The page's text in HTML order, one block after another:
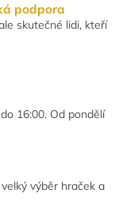
podpora
skutečné lidi, kteří
16:00. Od pondělí
výběr hraček a